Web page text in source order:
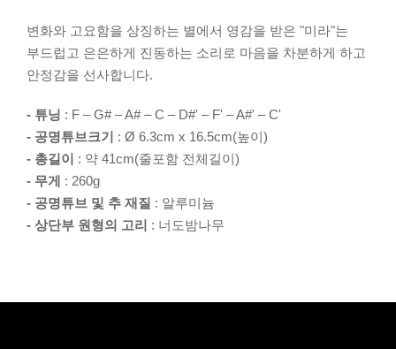
변화와 고요함을 상징하는 별에서 영감을 받은 "미라"는
부드럽고 은은하게 진동하는 소리로 마음을 차분하게 하고
안정감을 선사합니다.
- 튜닝 : F – G# – A# – C – D#' – F' – A#' – C'
- 공명튜브크기
: Ø 6.3cm x 16.5cm(높이)
- 총길이
: 약 41cm(줄포함 전체길이)
- 무게
: 260g
- 공명튜브 및 추 재질 : 알루미늄
- 상단부 원형의 고리 : 너도밤나무